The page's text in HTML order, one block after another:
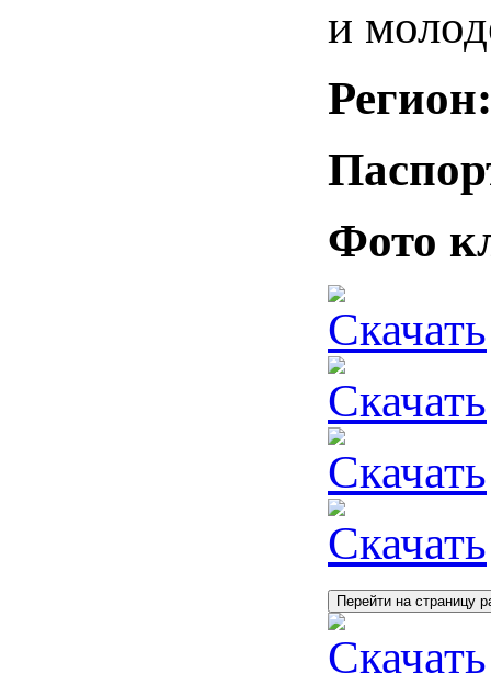
и
Регион:
Фото
Скачать
Скачать
Скачать
Скачать
Перейти на страницу